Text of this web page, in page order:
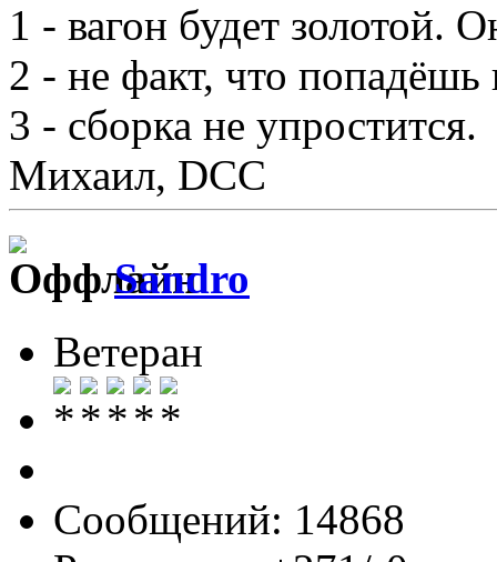
1 - вагон будет золотой.
2 - не факт, что попадёшь
3 - сборка не упростится.
Михаил, DCC
Sandro
Ветеран
Сообщений: 14868